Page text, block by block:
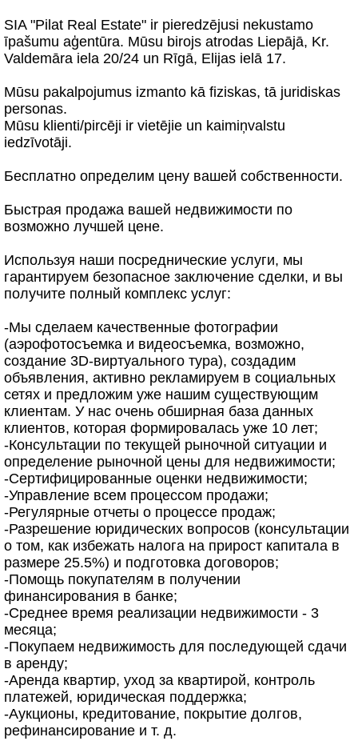
SIA "Pilat Real Estate" ir pieredzējusi nekustamo
īpašumu aģentūra. Mūsu birojs atrodas Liepājā, Kr.
Valdemāra iela 20/24 un Rīgā, Elijas ielā 17.
Mūsu pakalpojumus izmanto kā fiziskas, tā juridiskas
personas.
Mūsu klienti/pircēji ir vietējie un kaimiņvalstu
iedzīvotāji.
Бесплатно определим цену вашей собственности.
Быстрая продажа вашей недвижимости по
возможно лучшей цене.
Используя наши посреднические услуги, мы
гарантируем безопасное заключение сделки, и вы
получите полный комплекс услуг:
-Мы сделаем качественные фотографии
(аэрофотосъемка и видеосъемка, возможно,
создание 3D-виртуального тура), создадим
объявления, активно рекламируем в социальных
сетях и предложим уже нашим существующим
клиентам. У нас очень обширная база данных
клиентов, которая формировалась уже 10 лет;
-Консультации по текущей рыночной ситуации и
определение рыночной цены для недвижимости;
-Сертифицированные оценки недвижимости;
-Управление всем процессом продажи;
-Регулярные отчеты о процессе продаж;
-Разрешение юридических вопросов (консультации
о том, как избежать налога на прирост капитала в
размере 25.5%) и подготовка договоров;
-Помощь покупателям в получении
финансирования в банке;
-Среднее время реализации недвижимости - 3
месяца;
-Покупаем недвижимость для последующей сдачи
в аренду;
-Аренда квартир, уход за квартирой, контроль
платежей, юридическая поддержка;
-Аукционы, кредитование, покрытие долгов,
рефинансирование и т. д.